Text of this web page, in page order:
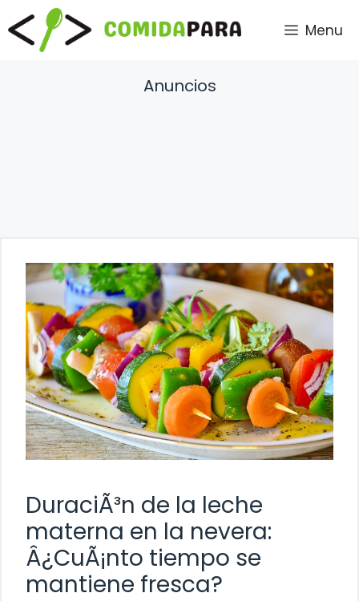
Saltar
al
contenido
Menu
Anuncios
DuraciÃ³n de la leche
materna en la nevera:
Â¿CuÃ¡nto tiempo se
mantiene fresca?